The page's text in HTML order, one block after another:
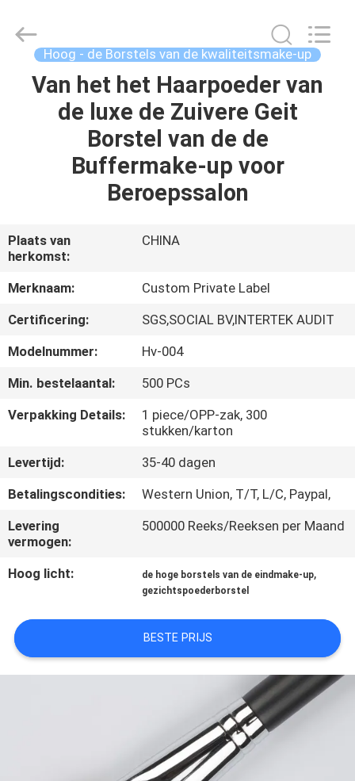
HUIS
PRODUCTEN
ONGEVEER
FABRIEKSREIS
KWALITEITSCONTROLE
SITEMAP
PRIVACY
Chanmy
Cosmetics
Reserved.
Hoog - de Borstels van de kwaliteitsmake-up
Van het het Haarpoeder van
de luxe de Zuivere Geit
Borstel van de de
Buffermake-up voor
Beroepssalon
Plaats van
herkomst:
CHINA
Merknaam:
Custom Private Label
Certificering:
SGS,SOCIAL BV,INTERTEK AUDIT
Modelnummer:
Hv-004
Min. bestelaantal:
500 PCs
Verpakking Details:
1 piece/OPP-zak, 300
stukken/karton
Levertijd:
35-40 dagen
Betalingscondities:
Western Union, T/T, L/C, Paypal,
Levering
vermogen:
500000 Reeks/Reeksen per Maand
Hoog licht: de hoge borstels van de eindmake-up,
gezichtspoederborstel
BESTE PRIJS